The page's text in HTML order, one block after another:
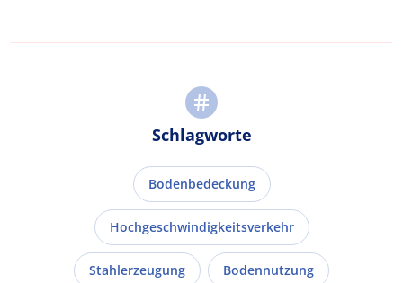
Schlagworte
Bodenbedeckung
Hochgeschwindigkeitsverkehr
Stahlerzeugung Bodennutzung